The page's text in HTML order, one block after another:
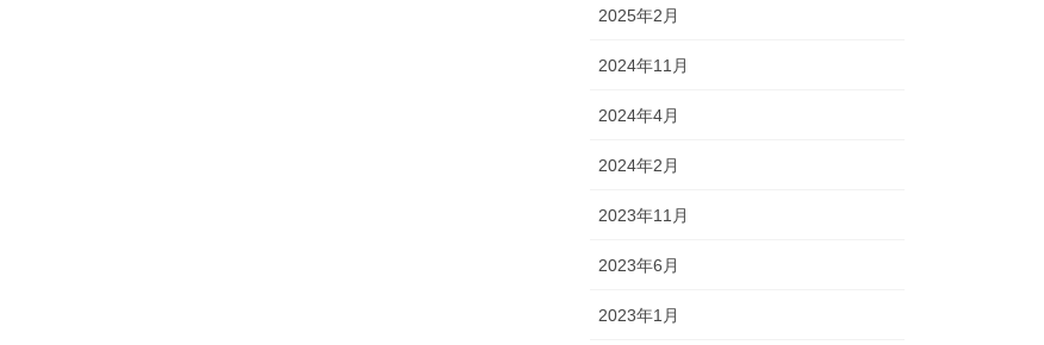
2025年2月
2024年11月
2024年4月
2024年2月
2023年11月
2023年6月
2023年1月